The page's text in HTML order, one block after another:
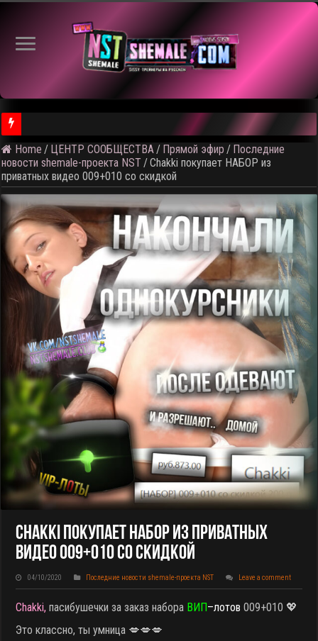
⚠️ Результаты голосования и тема следующего откртытого
Home / ЦЕНТР СООБЩЕСТВА / Прямой эфир / Последние
новости shemale-проекта NST /Chakki покупает НАБОР из
приватных видео 009+010 со скидкой
Chakki Покупает НАБОР Из Приватных
Видео 009+010 Со Скидкой
04/10/2020 Последние новости shemale-проекта NST Leave a comment
Chakki,пасибушечки за заказ набора ВИП–лотов 009+010 💖
Это классно, ты умница 💋💋💋